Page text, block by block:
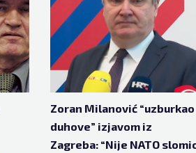
Zoran Milanović “uzburkao
duhove” izjavom iz
Zagreba: “Nije NATO